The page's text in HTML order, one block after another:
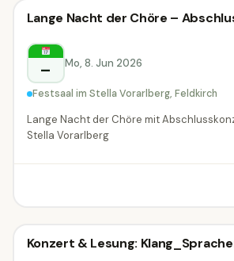
Konzert
Feldkirch
Konzert
Lange Nacht der Chöre –
– Mo, 8. Jun 2026
Festsaal im Stella Vorarlberg, Feldkirch
Lange Nacht der Chöre mit
Stella Vorarlberg
Konzert
Konzert
Konzert & Lesung: